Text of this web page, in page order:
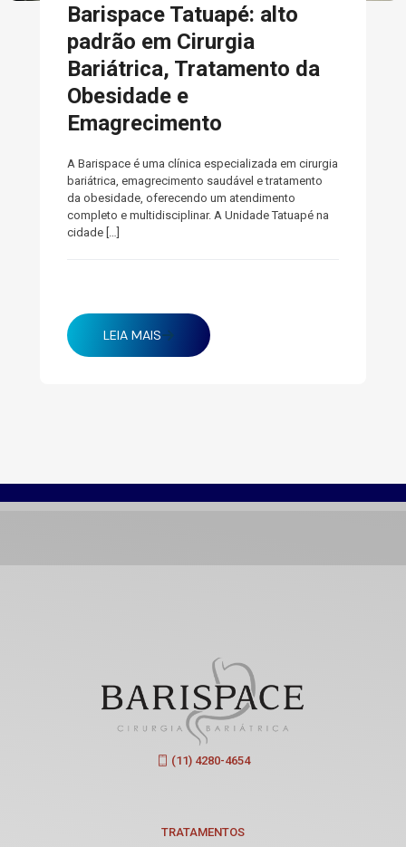
Barispace Tatuapé: alto
padrão em Cirurgia
Bariátrica, Tratamento da
Obesidade e
Emagrecimento
A Barispace é uma clínica especializada em cirurgia
bariátrica, emagrecimento saudável e tratamento
da obesidade, oferecendo um atendimento
completo e multidisciplinar. A Unidade Tatuapé na
cidade
LEIA MAIS
(11) 4280-4654
TRATAMENTOS